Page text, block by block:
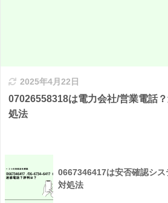
2025年4月22日
07026558318は電力会社/営業電話
処法
0667346417は安否確認シ
対処法